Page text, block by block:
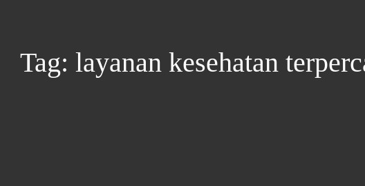
Tag: layanan kesehatan